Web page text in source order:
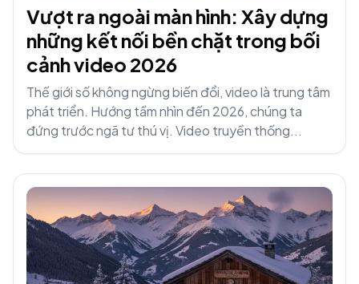
Vượt ra ngoài màn hình: Xây dựng
những kết nối bền chặt trong bối
cảnh video 2026
Thế giới số không ngừng biến đổi, video là trung tâm
phát triển. Hướng tầm nhìn đến 2026, chúng ta
đứng trước ngã tư thú vị. Video truyền thống...